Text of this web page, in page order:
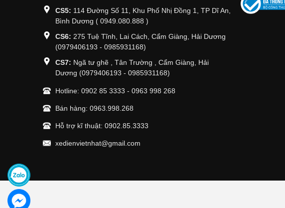
CS5: 114 Đường Số 11, Khu Phố Nhị Đồng 1, TP Dĩ An,
Bình Dương ( 0949.080.888 )
CS6: 275 Tuệ Tĩnh, Lai Cách, Cẩm Giàng, Hải Dương
(0979406193 - 0985931168)
CS7: Ngã tư ghẽ , Tân Trường , Cẩm Giàng, Hải
Dương (0979406193 - 0985931168)
Hotline: 0902 85 3333 - 0963 998 268
Bán hàng: 0963.998.268
Hỗ trợ kĩ thuật: 0902.85.3333
xedienvietnhat@gmail.com